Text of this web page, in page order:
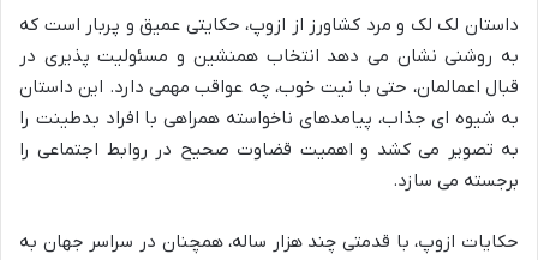
داستان لک لک و مرد کشاورز از ازوپ، حکایتی عمیق و پربار است که
به روشنی نشان می دهد انتخاب همنشین و مسئولیت پذیری در
قبال اعمالمان، حتی با نیت خوب، چه عواقب مهمی دارد. این داستان
به شیوه ای جذاب، پیامدهای ناخواسته همراهی با افراد بدطینت را
به تصویر می کشد و اهمیت قضاوت صحیح در روابط اجتماعی را
برجسته می سازد.
حکایات ازوپ، با قدمتی چند هزار ساله، همچنان در سراسر جهان به